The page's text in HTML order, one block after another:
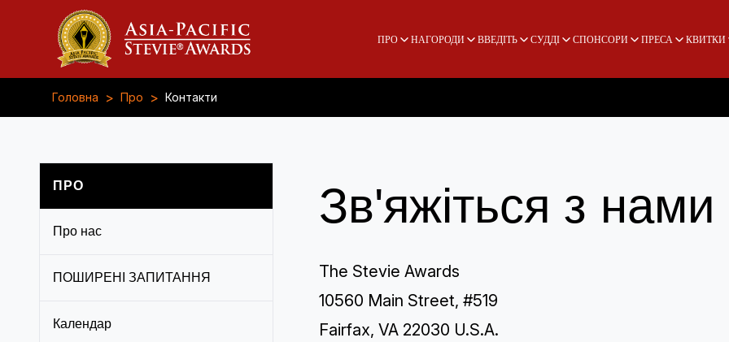
ПРО НАГОРОДИ ВВЕДІТЬ СУДДІ СПОНСОРИ ПРЕСА КВИТКИ
Головна > Про > Контакти
ПРО
Про нас
ПОШИРЕНІ ЗАПИТАННЯ
Календар
Зв'яжіться з нами
The Stevie Awards
10560 Main Street, #519
Fairfax, VA 22030 U.S.A.